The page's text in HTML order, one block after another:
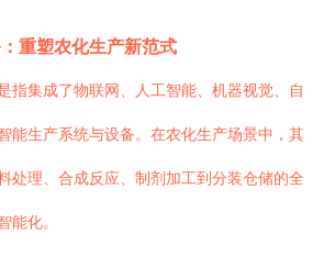
重塑农化生产新范式
指集成了物联网、人工智能、机器视觉、自
能生产系统与设备。在农化生产场景中，其
处理、合成反应、制剂加工到分装仓储的全
能化。